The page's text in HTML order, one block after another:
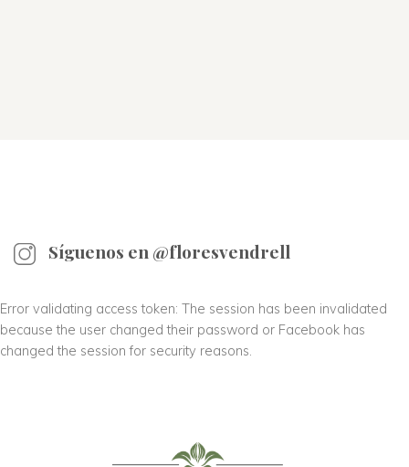
Síguenos en @floresvendrell
Error validating access token: The session has been invalidated
because the user changed their password or Facebook has
changed the session for security reasons.